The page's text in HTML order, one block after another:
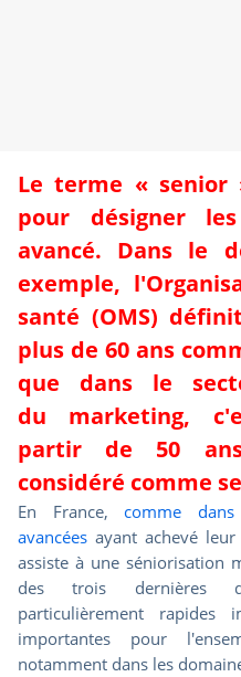
Le terme « senior
pour désigner
avancé. Dans le
exemple,
santé (OMS)
plus de 60 ans
que dans le
du marketing,
partir de 50
considéré comme
En France, comme
avancées ayant achevé
assiste à une séniorisation
des trois dernières
particulièrement rapides
importantes pour
notamment dans les